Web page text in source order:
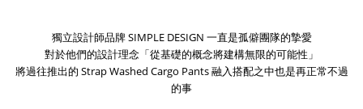
獨立設計師品牌 SIMPLE DESIGN 一直是孤僻團隊的摯愛
對於他們的設計理念「從基礎的概念將建構無限的可能性」
將過往推出的 Strap Washed Cargo Pants 融入搭配之中也是再正常不過
的事